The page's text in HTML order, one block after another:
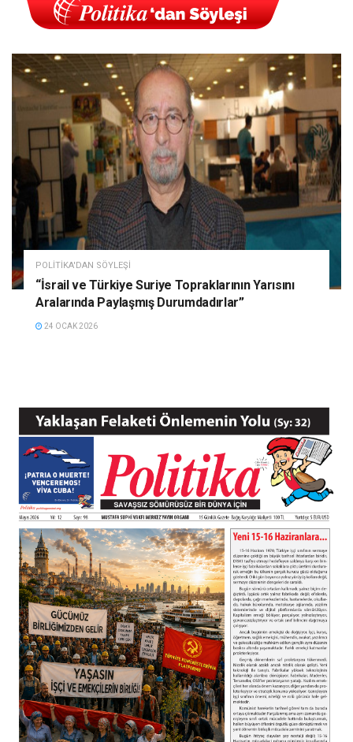
POLITIKA'DAN SÖYLEŞI
“İsrail ve Türkiye Suriye Topraklarının Yarısını
Aralarında Paylaşmış Durumdadırlar”
24 OCAK 2026